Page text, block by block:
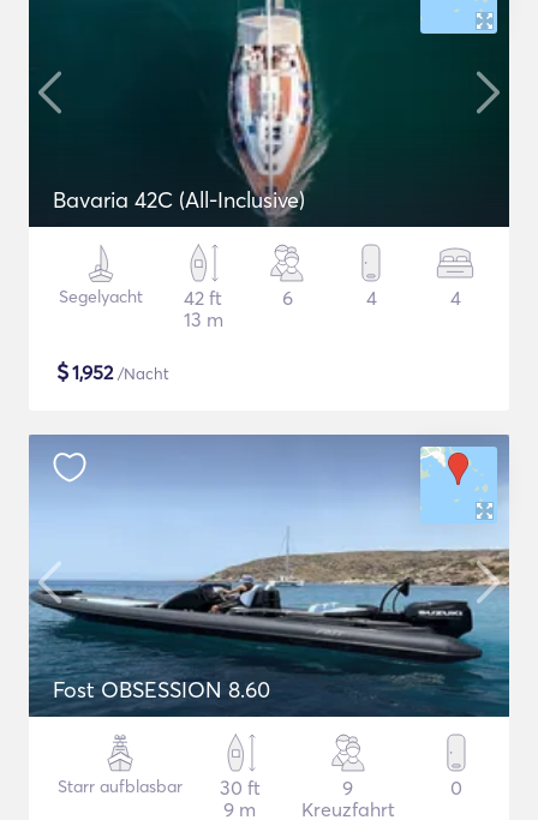
Bavaria 42C (All-Inclusive)
Segelyacht
42 ft
13 m
6 4 4
$1,952/Nacht
Fost OBSESSION 8.60
Starr aufblasbar
30 ft
9 m
9
Kreuzfahrt
0